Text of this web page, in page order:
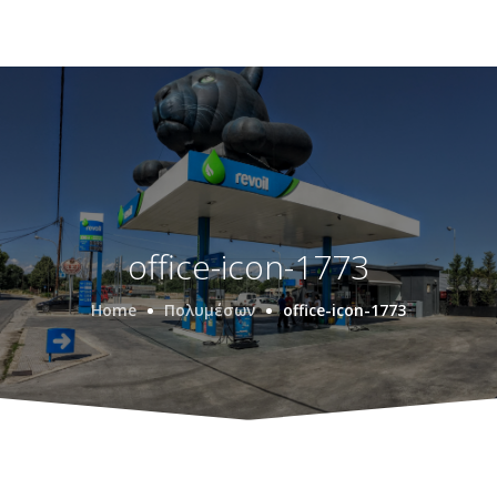
office-icon-1773
Home Πολυμέσων office-icon-1773